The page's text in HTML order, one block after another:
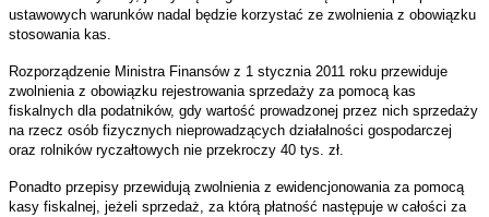
ustawowych warunków nadal będzie korzystać ze zwolnienia z obowiązku
stosowania kas.
Rozporządzenie Ministra Finansów z 1 stycznia 2011 roku przewiduje
zwolnienia z obowiązku rejestrowania sprzedaży za pomocą kas
fiskalnych dla podatników, gdy wartość prowadzonej przez nich sprzedaży
na rzecz osób fizycznych nieprowadzących działalności gospodarczej
oraz rolników ryczałtowych nie przekroczy 40 tys. zł.
Ponadto przepisy przewidują zwolnienia z ewidencjonowania za pomocą
kasy fiskalnej, jeżeli sprzedaż, za którą płatność następuje w całości za